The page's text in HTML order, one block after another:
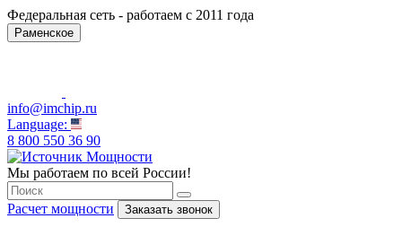
Федеральная сеть - работаем с 2011 года
Раменское
info@imchip.ru
Language:
8 800 550 36 90
Мы работаем по всей России!
Расчет мощности Заказать звонок